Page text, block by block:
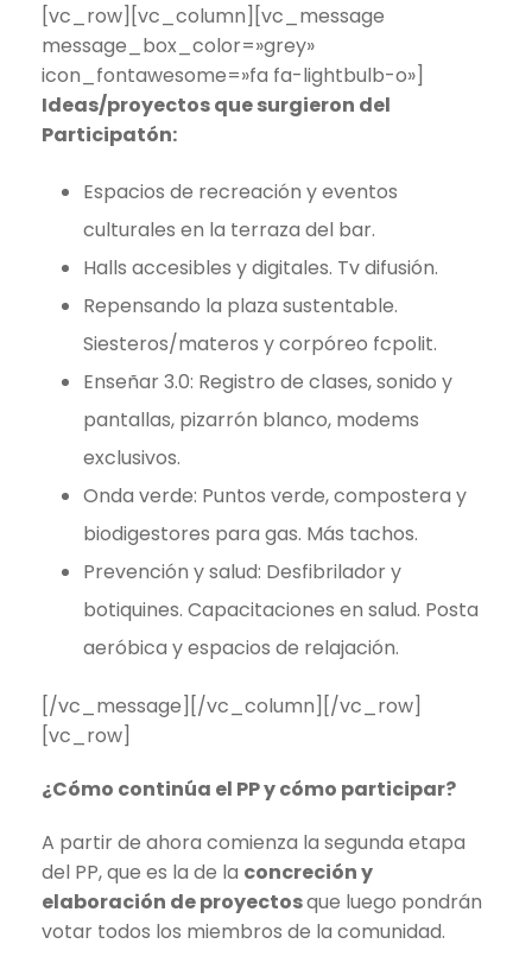
[vc_row][vc_column][vc_message
message_box_color=»grey»
icon_fontawesome=»fa fa-lightbulb-o»]
Ideas/proyectos que surgieron del
Participatón:
Espacios de recreación y eventos
culturales en la terraza del bar.
Halls accesibles y digitales. Tv difusión.
Repensando la plaza sustentable.
Siesteros/materos y corpóreo fcpolit.
Enseñar 3.0: Registro de clases, sonido y
pantallas, pizarrón blanco, modems
exclusivos.
Onda verde: Puntos verde, compostera y
biodigestores para gas. Más tachos.
Prevención y salud: Desfibrilador y
botiquines. Capacitaciones en salud. Posta
aeróbica y espacios de relajación.
[/vc_message][/vc_column][/vc_row]
[vc_row]
¿Cómo continúa el PP y cómo participar?
A partir de ahora comienza la segunda etapa
del PP, que es la de la concreción y
elaboración de proyectosque luego pondrán
votar todos los miembros de la comunidad.